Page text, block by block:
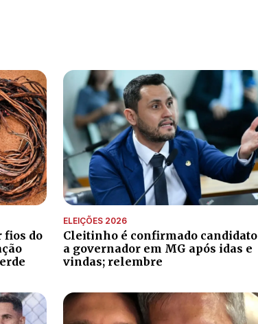
fios do
ELEIÇÕES 2026
Cleitinho é confirmado candidato
a governador em MG após idas e
vindas; relembre